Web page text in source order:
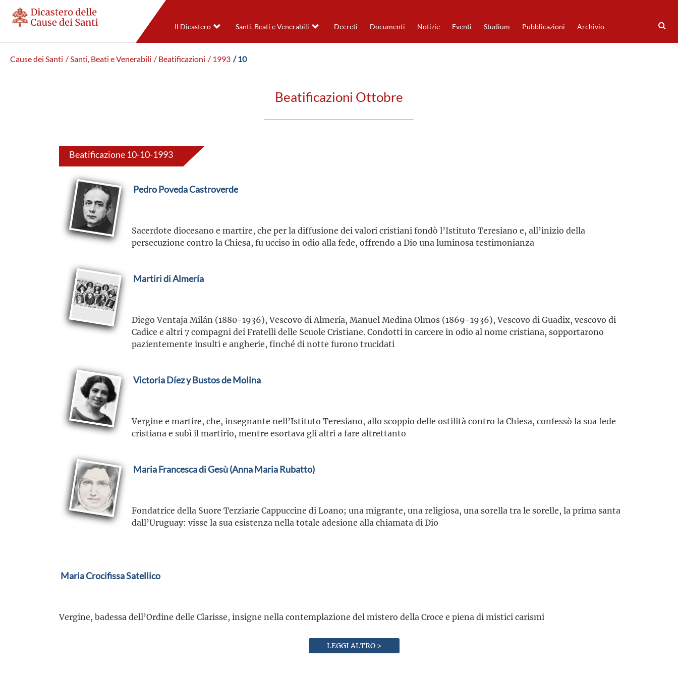
Il Dicastero Santi, Beati e Venerabili Decreti Documenti Notizie Eventi Studium Pubblicazioni Archivio
Cause dei Santi / Santi, Beati e Venerabili / Beatificazioni / 1993 / 10
Beatificazioni Ottobre
Beatificazione 10-10-1993
Pedro Poveda Castroverde
Sacerdote diocesano e martire, che per la diffusione dei valori cristiani fondò l’Istituto Teresiano e, all’inizio della
persecuzione contro la Chiesa, fu ucciso in odio alla fede, offrendo a Dio una luminosa testimonianza
Martiri di Almería
Diego Ventaja Milán (1880-1936), Vescovo di Almería, Manuel Medina Olmos (1869-1936), Vescovo di Guadix, vescovo di
Cadice e altri 7 compagni dei Fratelli delle Scuole Cristiane. Condotti in carcere in odio al nome cristiana, sopportarono
pazientemente insulti e angherie, finché di notte furono trucidati
Victoria Díez y Bustos de Molina
Vergine e martire, che, insegnante nell’Istituto Teresiano, allo scoppio delle ostilità contro la Chiesa, confessò la sua fede
cristiana e subì il martirio, mentre esortava gli altri a fare altrettanto
Maria Francesca di Gesù (Anna Maria Rubatto)
Fondatrice della Suore Terziarie Cappuccine di Loano; una migrante, una religiosa, una sorella tra le sorelle, la prima santa
dall’Uruguay: visse la sua esistenza nella totale adesione alla chiamata di Dio
Maria Crocifissa Satellico
Vergine, badessa dell’Ordine delle Clarisse, insigne nella contemplazione del mistero della Croce e piena di mistici carismi
LEGGI ALTRO >